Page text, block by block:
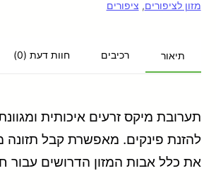
מזון לציפורים, ציפורים
תיאור רכיבים חוות דעת (0)
תערובת מיקס זרעים איכותית
להזנת פינקים. מאפשרת קבל תזונה
את כלל אבות המזון הדרושים עבור